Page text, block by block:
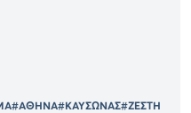
#ΑΘΗΝΑ#ΚΑΥΣΩΝΑΣ#ΖΕΣΤΗ